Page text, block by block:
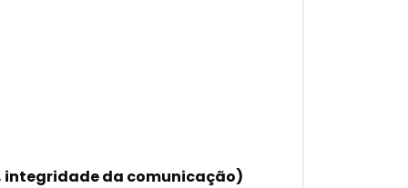
integridade da comunicação)